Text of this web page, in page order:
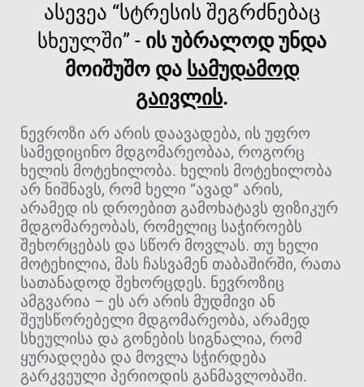
ასევეა “სტრესის შეგრძნებაც
სხეულში” - ის უბრალოდ უნდა
მოიშუშო და სამუდამოდ
გაივლის.
ნევროზი არ არის დაავადება, ის უფრო
სამედიცინო მდგომარეობაა, როგორც
ხელის მოტეხილობა. ხელის მოტეხილობა
არ ნიშნავს, რომ ხელი “ავად” არის,
არამედ ის დროებით გამოხატავს ფიზიკურ
მდგომარეობას, რომელიც საჭიროებს
შეხორცებას და სწორ მოვლას. თუ ხელი
მოტეხილია, მას ჩასვამენ თაბაშირში, რათა
სათანადოდ შეხორცდეს. ნევროზიც
ამგვარია – ეს არ არის მუდმივი ან
შეუსწორებელი მდგომარეობა, არამედ
სხეულისა და გონების სიგნალია, რომ
ყურადღება და მოვლა სჭირდება
გარკვეული პერიოდის განმავლობაში.